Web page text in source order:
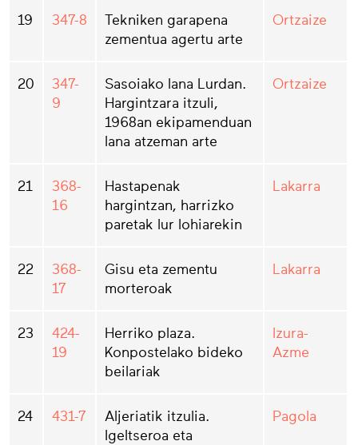
19 347-8
Tekniken garapena
zementua agertu arte
Ortzaize
20
347-
9
Sasoiako lana Lurdan.
Hargintzara itzuli,
1968an ekipamenduan
lana atzeman arte
Ortzaize
21
368-
16
Hastapenak
hargintzan, harrizko
paretak lur lohiarekin
Lakarra
22
368-
17
Gisu eta zementu
morteroak
Lakarra
23
424-
19
Herriko plaza.
Konpostelako bideko
beilariak
Izura-
Azme
24 431-7
Aljeriatik itzulia.
Igeltseroa eta
Pagola